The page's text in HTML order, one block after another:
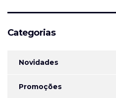
Categorias
Novidades
Promoções